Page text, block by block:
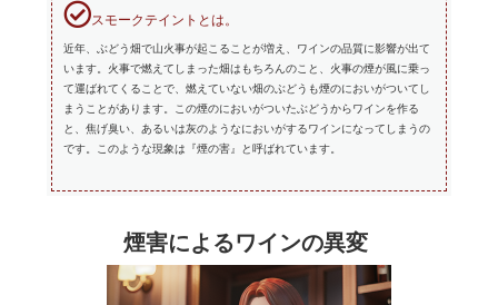
スモークテイントとは。
近年、ぶどう畑で山火事が起こることが増え、ワインの品質に影響が出て
います。火事で燃えてしまった畑はもちろんのこと、火事の煙が風に乗っ
て運ばれてくることで、燃えていない畑のぶどうも煙のにおいがついてし
まうことがあります。この煙のにおいがついたぶどうからワインを作る
と、焦げ臭い、あるいは灰のようなにおいがするワインになってしまうの
です。このような現象は『煙の害』と呼ばれています。
煙害によるワインの異変